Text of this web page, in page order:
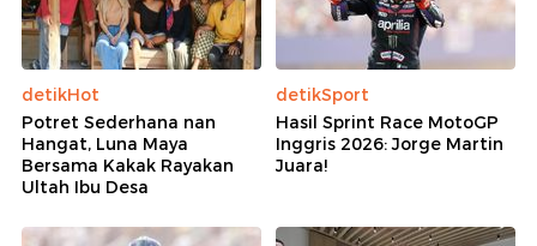
detikHot
Potret Sederhana nan
Hangat, Luna Maya
Bersama Kakak Rayakan
Ultah Ibu Desa
detikSport
Hasil Sprint Race MotoGP
Inggris 2026: Jorge Martin
Juara!